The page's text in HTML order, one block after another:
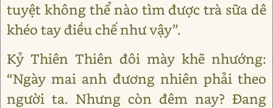
tuyệt không thể nào tìm được trà sữa dê
khéo tay điều chế như vậy”.
Kỷ Thiên Thiên đôi mày khẽ nhướng:
“Ngày mai anh đương nhiên phải theo
người ta. Nhưng còn đêm nay? Đang